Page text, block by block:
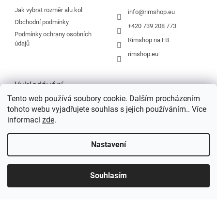
Tento web používá soubory cookie. Dalším procházením
tohoto webu vyjadřujete souhlas s jejich používáním.. Více
informací zde.
Nastavení
Souhlasím
Jak vybrat rozměr alu kol
Obchodní podmínky
Podmínky ochrany osobních
údajů
info@rimshop.eu
+420 739 208 773
Rimshop na FB
rimshop.eu
Vyhledávání
HLEDAT
Vytvořil Shoptet